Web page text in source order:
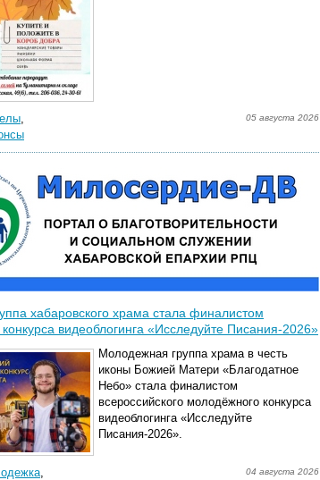
05 августа 2026
,
хабаровского храма стала финалистом
конкурса видеоблогинга «Исследуйте Писания-2026»
Молодежная группа храма в честь
иконы Божией Матери «Благодатное
Небо» стала финалистом
всероссийского молодёжного конкурса
видеоблогинга «Исследуйте
Писания-2026».
04 августа 2026
,